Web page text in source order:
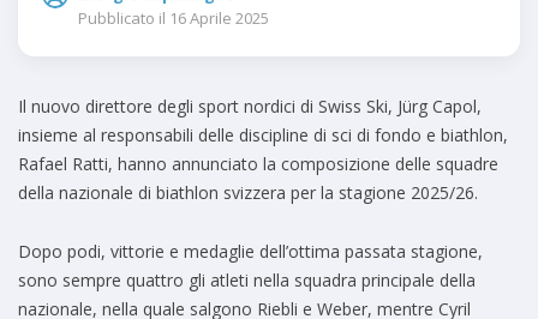
Pubblicato il 16 Aprile 2025
Il nuovo direttore degli sport nordici di Swiss Ski, Jürg Capol,
insieme al responsabili delle discipline di sci di fondo e biathlon,
Rafael Ratti, hanno annunciato la composizione delle squadre
della nazionale di biathlon svizzera per la stagione 2025/26.
Dopo podi, vittorie e medaglie dell’ottima passata stagione,
sono sempre quattro gli atleti nella squadra principale della
nazionale, nella quale salgono Riebli e Weber, mentre Cyril